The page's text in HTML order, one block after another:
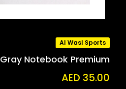
Al Wasl Sports
Gray Notebook Premium
AED 35.00